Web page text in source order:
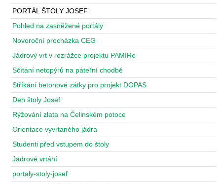
Navigace
PORTÁL ŠTOLY JOSEF
Pohled na zasněžené portály
Novoroční procházka CEG
Jádrový vrt v rozrážce projektu PAMIRe
Sčítání netopýrů na páteřní chodbě
Stříkání betonové zátky pro projekt DOPAS
Den štoly Josef
Rýžování zlata na Čelinském potoce
Orientace vyvrtaného jádra
Studenti před vstupem do štoly
Jádrové vrtání
portaly-stoly-josef